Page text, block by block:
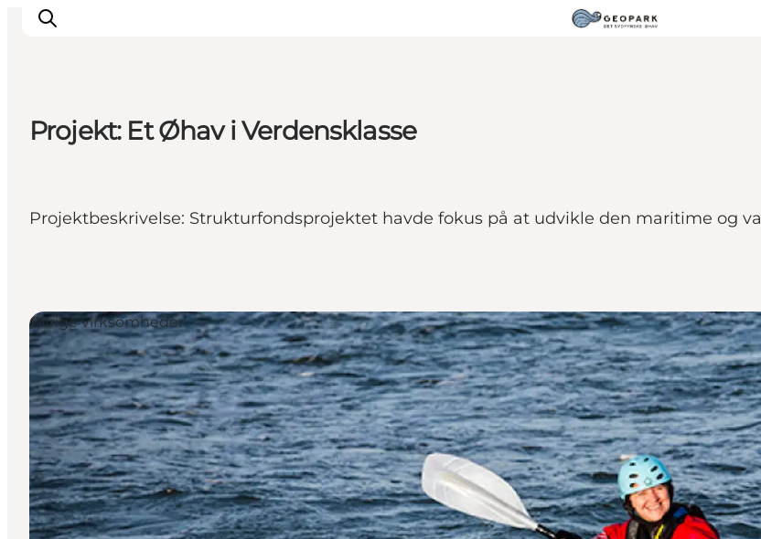
Projekt: Et Øhav i Verdensklasse
Projektbeskrivelse: Strukturfondsprojektet havde fokus på at udvikle den maritime og
Øvrige virksomheder